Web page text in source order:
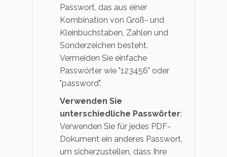
Passwort, das aus einer
Kombination von Groß- und
Kleinbuchstaben, Zahlen und
Sonderzeichen besteht.
Vermeiden Sie einfache
Passwörter wie "123456" oder
"password".
Verwenden Sie
unterschiedliche Passwörter:
Verwenden Sie für jedes PDF-
Dokument ein anderes Passwort,
um sicherzustellen, dass Ihre